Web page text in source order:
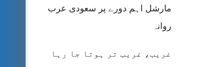
مارشل اہم دورے پر سعودی عرب
روانہ
غریب، غریب تر ہوتا جا رہا